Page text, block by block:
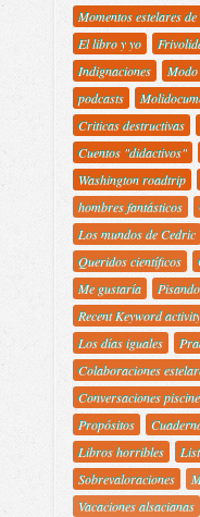
Momentos estelares
El libro y yo
Indignaciones
podcasts
Criticas destructivas
Cuentos "didactivos"
Washington roadtrip
hombres fantásticos
Los mundos de Cedric
Queridos científicos
Me gustaría
Recent Keyword activity
Los días iguales
Colaboraciones
Conversaciones
Propósitos
Libros horribles
Sobrevaloraciones
Vacaciones alsacianas